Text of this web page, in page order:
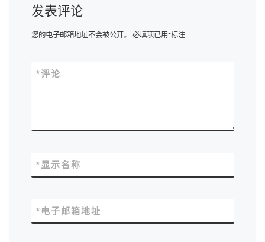
发表评论
您的电子邮箱地址不会被公开。 必填项已用*标注
评论
*
显示名称
*
电子邮箱地址
*